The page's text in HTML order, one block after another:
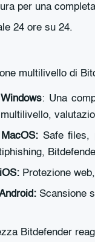
per una
24 ore su 24.
multilivello di
: Una
Safe files,
Protezione
Scansione
Bitdefender